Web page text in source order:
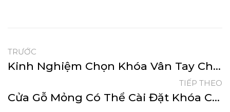
TRƯỚC
Kinh Nghiệm Chọn Khóa Vân Tay Cho Cửa 2 Cánh Chất Lượng
TIẾP THEO
Cửa Gỗ Mỏng Có Thể Cài Đặt Khóa Cửa Vân Tay Không?